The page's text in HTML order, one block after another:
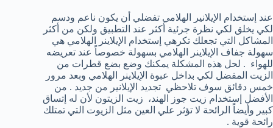
عند إستخدام الإيلانير الهلامي تفضلي أن يكون ناعم ودسم
لكي يخلق لكي نظرة جرئية أكثر عند التطبيق ولكن من أكثر
المشاكل التي تجعلك تكرهي إستخدام الإيلاينر الهلامي هي
سهولة جفاف الإيلاينر الهلامي بسهولة خصوصاً عند تعريضه
للهواء . لحل هذه المشكلة يمكنك وضع بضع قطرات من
الزيت المفضل لكي بداخل عبوة الإيلاينر الهلامي وبعد مرور
خمس دقائق سوف تلاحظي تجديد الإيلانير من جديد . من
الأفضل إستخدام زيت جوز الهند، زيت الزيتون لأن له إتساق
كبير وأيضاً الرائحة لا تؤثر علي العين مثل الزيوت التي تمتلك
رائحة قوية .